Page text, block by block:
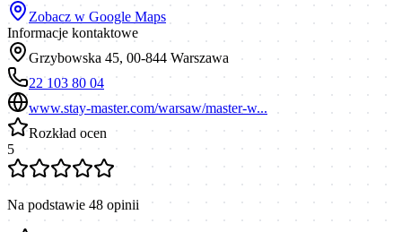
Zobacz w Google Maps
Informacje kontaktowe
Grzybowska 45, 00-844 Warszawa
22 103 80 04
www.stay-master.com/warsaw/master-w...
Rozkład ocen
5
Na podstawie 48 opinii